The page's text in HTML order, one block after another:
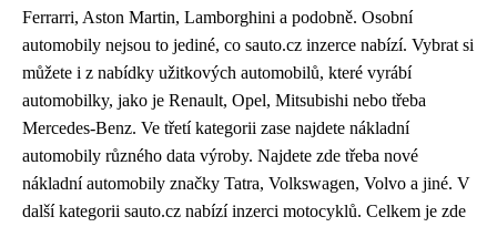
Ferrarri, Aston Martin, Lamborghini a podobně. Osobní
automobily nejsou to jediné, co sauto.cz inzerce nabízí. Vybrat si
můžete i z nabídky užitkových automobilů, které vyrábí
automobilky, jako je Renault, Opel, Mitsubishi nebo třeba
Mercedes-Benz. Ve třetí kategorii zase najdete nákladní
automobily různého data výroby. Najdete zde třeba nové
nákladní automobily značky Tatra, Volkswagen, Volvo a jiné. V
další kategorii sauto.cz nabízí inzerci motocyklů. Celkem je zde